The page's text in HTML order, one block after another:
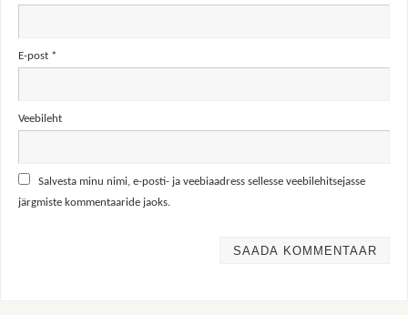
E-post *
Veebileht
Salvesta minu nimi, e-posti- ja veebiaadress sellesse veebilehitsejasse
järgmiste kommentaaride jaoks.